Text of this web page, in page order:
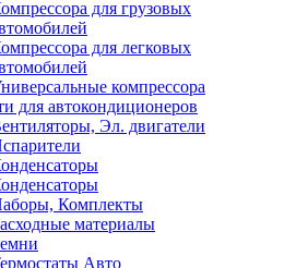
для грузовых
для легковых
компрессора
для автокондиционеров
Эл. двигатели
Комплекты
материалы
Авто